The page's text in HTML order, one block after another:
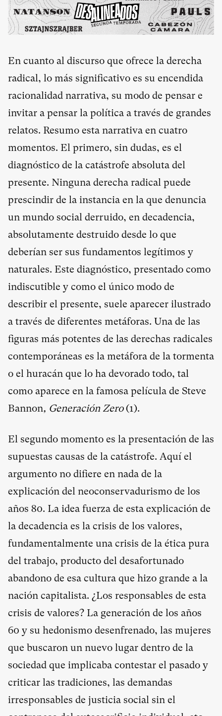
En cuanto al discurso que ofrece la derecha
radical, lo más significativo es su encendida
racionalidad narrativa, su modo de pensar e
invitar a pensar la política a través de grandes
relatos. Resumo esta narrativa en cuatro
momentos. El primero, sin dudas, es el
diagnóstico de la catástrofe absoluta del
presente. Ninguna derecha radical puede
prescindir de la instancia en la que denuncia
un mundo social derruido, en decadencia,
absolutamente destruido desde lo que
deberían ser sus fundamentos legítimos y
naturales. Este diagnóstico, presentado como
indiscutible y como el único modo de
describir el presente, suele aparecer ilustrado
a través de diferentes metáforas. Una de las
figuras más potentes de las derechas radicales
contemporáneas es la metáfora de la tormenta
o el huracán que lo ha devorado todo, tal
como aparece en la famosa película de Steve
Bannon, Generación Zero(1).
El segundo momento es la presentación de las
supuestas causas de la catástrofe. Aquí el
argumento no difiere en nada de la
explicación del neoconservadurismo de los
años 80. La idea fuerza de esta explicación de
la decadencia es la crisis de los valores,
fundamentalmente una crisis de la ética pura
del trabajo, producto del desafortunado
abandono de esa cultura que hizo grande a la
nación capitalista. ¿Los responsables de esta
crisis de valores? La generación de los años
60 y su hedonismo desenfrenado, las mujeres
que buscaron un nuevo lugar dentro de la
sociedad que implicaba contestar el pasado y
criticar las tradiciones, las demandas
irresponsables de justicia social sin el